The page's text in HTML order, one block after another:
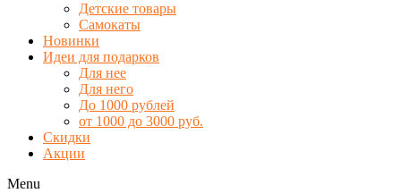
Детские товары
Самокаты
Новинки
Идеи для подарков
Для нее
Для него
До 1000 рублей
от 1000 до 3000 руб.
Скидки
Акции
Menu